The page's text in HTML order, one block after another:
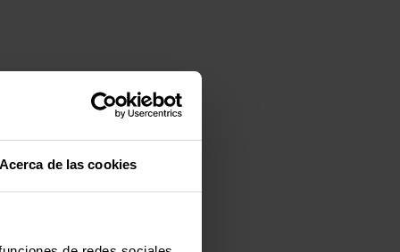
Acerca de las cookies